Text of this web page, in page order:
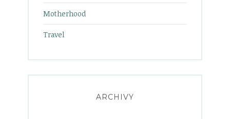
Motherhood
Travel
ARCHIVY